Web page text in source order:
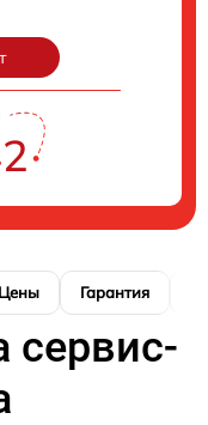
Цены Гарантия
сервис-